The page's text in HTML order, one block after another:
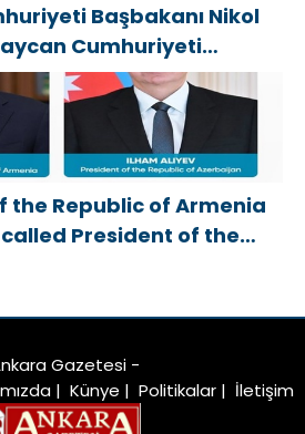
Başbakanı Nikol
Cumhuriyeti
İlham Aliyev’i aradı
the Republic of Armenia
President of the
Gazetesi -
| Künye | Politikalar | İletişim